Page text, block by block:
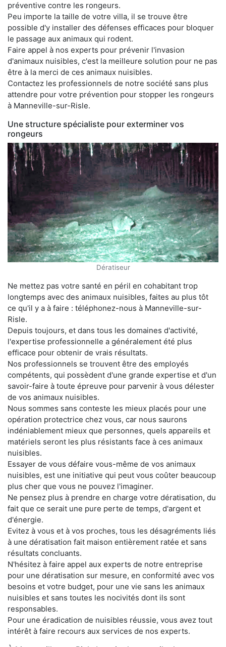
préventive contre les rongeurs.
Peu importe la taille de votre villa, il se trouve être
possible d'y installer des défenses efficaces pour bloquer
le passage aux animaux qui rodent.
Faire appel à nos experts pour prévenir l'invasion
d'animaux nuisibles, c'est la meilleure solution pour ne pas
être à la merci de ces animaux nuisibles.
Contactez les professionnels de notre société sans plus
attendre pour votre prévention pour stopper les rongeurs
à Manneville-sur-Risle.
Une structure spécialiste pour exterminer vos
rongeurs
Dératiseur
Ne mettez pas votre santé en péril en cohabitant trop
longtemps avec des animaux nuisibles, faites au plus tôt
ce qu'il y a à faire : téléphonez-nous à Manneville-sur-
Risle.
Depuis toujours, et dans tous les domaines d'activité,
l'expertise professionnelle a généralement été plus
efficace pour obtenir de vrais résultats.
Nos professionnels se trouvent être des employés
compétents, qui possèdent d'une grande expertise et d'un
savoir-faire à toute épreuve pour parvenir à vous délester
de vos animaux nuisibles.
Nous sommes sans conteste les mieux placés pour une
opération protectrice chez vous, car nous saurons
indéniablement mieux que personnes, quels appareils et
matériels seront les plus résistants face à ces animaux
nuisibles.
Essayer de vous défaire vous-même de vos animaux
nuisibles, est une initiative qui peut vous coûter beaucoup
plus cher que vous ne pouvez l'imaginer.
Ne pensez plus à prendre en charge votre dératisation, du
fait que ce serait une pure perte de temps, d'argent et
d'énergie.
Evitez à vous et à vos proches, tous les désagréments liés
à une dératisation fait maison entièrement ratée et sans
résultats concluants.
N'hésitez à faire appel aux experts de notre entreprise
pour une dératisation sur mesure, en conformité avec vos
besoins et votre budget, pour une vie sans les animaux
nuisibles et sans toutes les nocivités dont ils sont
responsables.
Pour une éradication de nuisibles réussie, vous avez tout
intérêt à faire recours aux services de nos experts.